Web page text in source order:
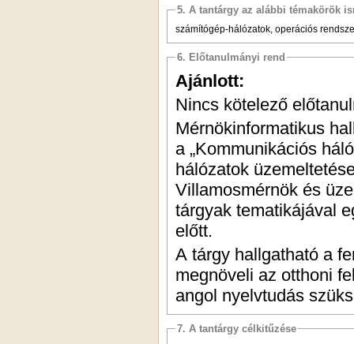
5. A tantárgy az alábbi témakörök
számítógép-hálózatok, operációs
6. Előtanulmányi rend
Ajánlott:
Nincs kötelező
Mérnökinformatikus
a „Kommunikációs
hálózatok
Villamosmérnök és
tárgyak tematikájával
előtt.
A tárgy hallgatható a
megnöveli az otthoni
angol nyelvtudás
7. A tantárgy célkitűzése